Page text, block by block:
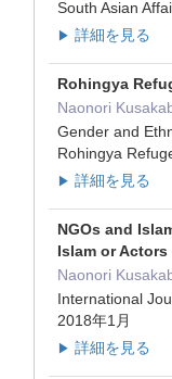
South Asian
▶ 詳細を見る
Rohingya
Naonori
Gender and
Rohingya
▶ 詳細を見る
NGOs and
Islam or
Naonori
International
2018年1月
▶ 詳細を見る